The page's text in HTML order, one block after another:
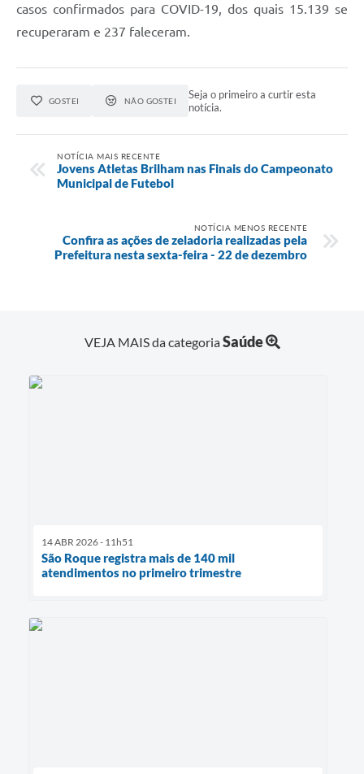
Postos de Atendimento ao Trabalhador (PAT)
PROCON SR
Qualifica São Roque
Sala do Empreendedor - Licenciamento Municipal para MEI
Secretaria de Saúde
FAQ - Perguntas frequentes
Contato
casos confirmados para COVID-19, dos quais 15.139 se
recuperaram e 237 faleceram.
GOSTEI NÃO GOSTEI
Seja o primeiro a curtir esta
notícia.
NOTÍCIA MAIS RECENTE
Jovens Atletas Brilham nas Finais do Campeonato
Municipal de Futebol
NOTÍCIA MENOS RECENTE
Confira as ações de zeladoria realizadas pela
Prefeitura nesta sexta-feira - 22 de dezembro
VEJA MAIS da categoriaSaúde
14 ABR 2026 - 11h51
São Roque registra mais de 140 mil
atendimentos no primeiro trimestre